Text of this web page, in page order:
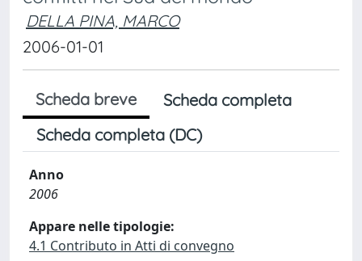
DELLA PINA, MARCO
2006-01-01
Scheda breve
Scheda completa
Scheda completa (DC)
Anno
2006
Appare nelle tipologie:
4.1 Contributo in Atti di convegno